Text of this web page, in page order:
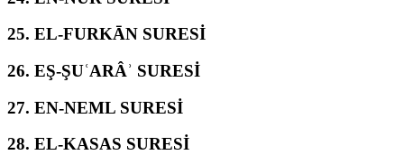
25. EL-FURKĀN SURESİ
26. EŞ-ŞUʿARÂʾ SURESİ
27. EN-NEML SURESİ
28. EL-KASAS SURESİ